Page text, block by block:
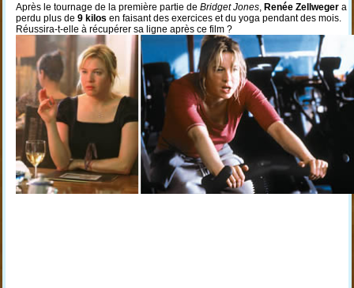
Après le tournage de la première partie de Bridget Jones, Renée Zellwegera
perdu plus de 9 kilos en faisant des exercices et du yoga pendant des mois.
Réussira-t-elle à récupérer sa ligne après ce film ?